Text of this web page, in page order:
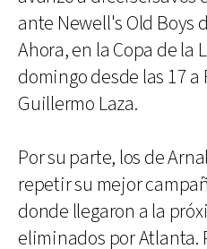
ante Newell's Old Boys
Ahora, en la Copa de la
domingo desde las 17
Guillermo Laza.
Por su parte, los de
repetir su mejor
donde llegaron a la
eliminados por Atlanta.